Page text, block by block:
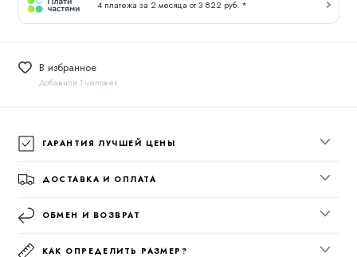
4 платежа за 2 месяца от 3 822 руб. *
В избранное
Добавили 1 человек
ГАРАНТИЯ ЛУЧШЕЙ ЦЕНЫ
ДОСТАВКА И ОПЛАТА
ОБМЕН И ВОЗВРАТ
КАК ОПРЕДЕЛИТЬ РАЗМЕР?